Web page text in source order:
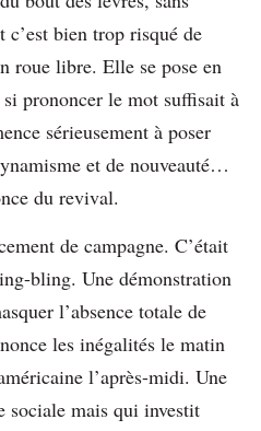
bien trop risqué de
roue libre. Elle se pose en
prononcer le mot suffisait à
sérieusement à poser
et de nouveauté…
du revival.
de campagne. C’était
bling. Une démonstration
l’absence totale de
les inégalités le matin
l’après-midi. Une
sociale mais qui investit